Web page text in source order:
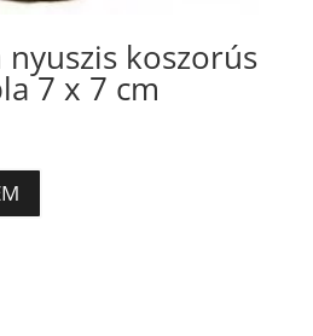
koszorús
7 x 7 cm